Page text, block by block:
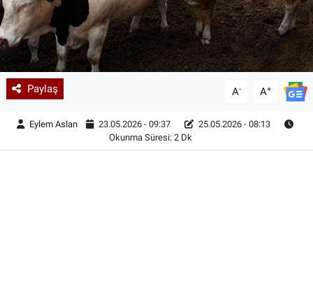
Paylaş A- A+
Eylem Aslan 23.05.2026 - 09:37
25.05.2026 - 08:13
Okunma Süresi: 2 Dk